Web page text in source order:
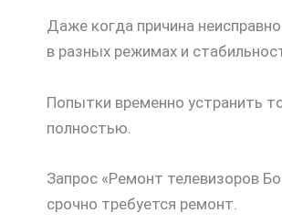
Даже когда причина
в разных режимах и
Попытки временно устранить
полностью.
Запрос «Ремонт телевизоров
срочно требуется ремонт.